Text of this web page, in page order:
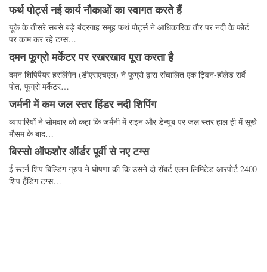
फर्थ पोर्ट्स नई कार्य नौकाओं का स्वागत करते हैं
यूके के तीसरे सबसे बड़े बंदरगाह समूह फर्थ पोर्ट्स ने आधिकारिक तौर पर नदी के फोर्ट
पर काम कर रहे टग्स…
दमन फूग्रो मर्केटर पर रखरखाव पूरा करता है
दमन शिपिपैयर हरलिंगेन (डीएसएचएल) ने फूग्रो द्वारा संचालित एक ट्विन-हॉलेड सर्वे
पोत, फूग्रो मर्केटर…
जर्मनी में कम जल स्तर हिंडर नदी शिपिंग
व्यापारियों ने सोमवार को कहा कि जर्मनी में राइन और डेन्यूब पर जल स्तर हाल ही में सूखे
मौसम के बाद…
बिस्सो ऑफशोर ऑर्डर पूर्वी से नए टग्स
ई स्टर्न शिप बिल्डिंग ग्रुप ने घोषणा की कि उसने दो रॉबर्ट एलन लिमिटेड आरपोर्ट 2400
शिप हैंडिंग टग्स…